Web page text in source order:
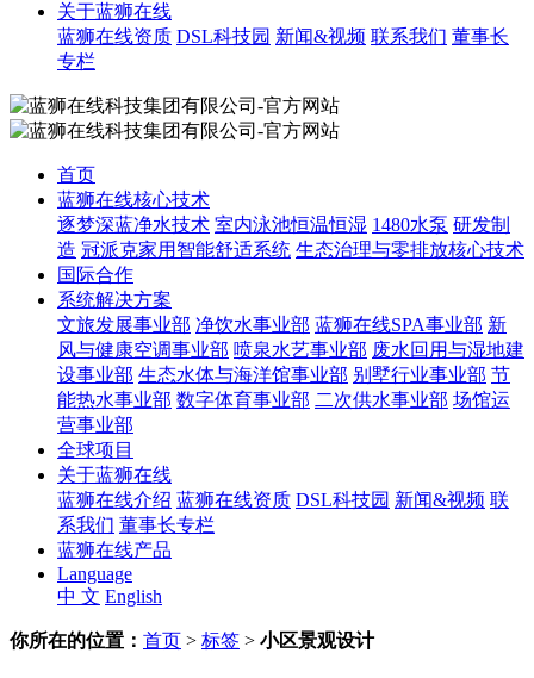
关于蓝狮在线
蓝狮在线资质 DSL科技园 新闻&视频 联系我们 董事长
专栏
首页
蓝狮在线核心技术
逐梦深蓝净水技术 室内泳池恒温恒湿 1480水泵 研发制
造 冠派克家用智能舒适系统 生态治理与零排放核心技术
国际合作
系统解决方案
文旅发展事业部 净饮水事业部 蓝狮在线SPA事业部 新
风与健康空调事业部 喷泉水艺事业部 废水回用与湿地建
设事业部 生态水体与海洋馆事业部 别墅行业事业部 节
能热水事业部 数字体育事业部 二次供水事业部 场馆运
营事业部
全球项目
关于蓝狮在线
蓝狮在线介绍 蓝狮在线资质 DSL科技园 新闻&视频 联
系我们 董事长专栏
蓝狮在线产品
Language
中 文 English
你所在的位置： 首页 > 标签 > 小区景观设计